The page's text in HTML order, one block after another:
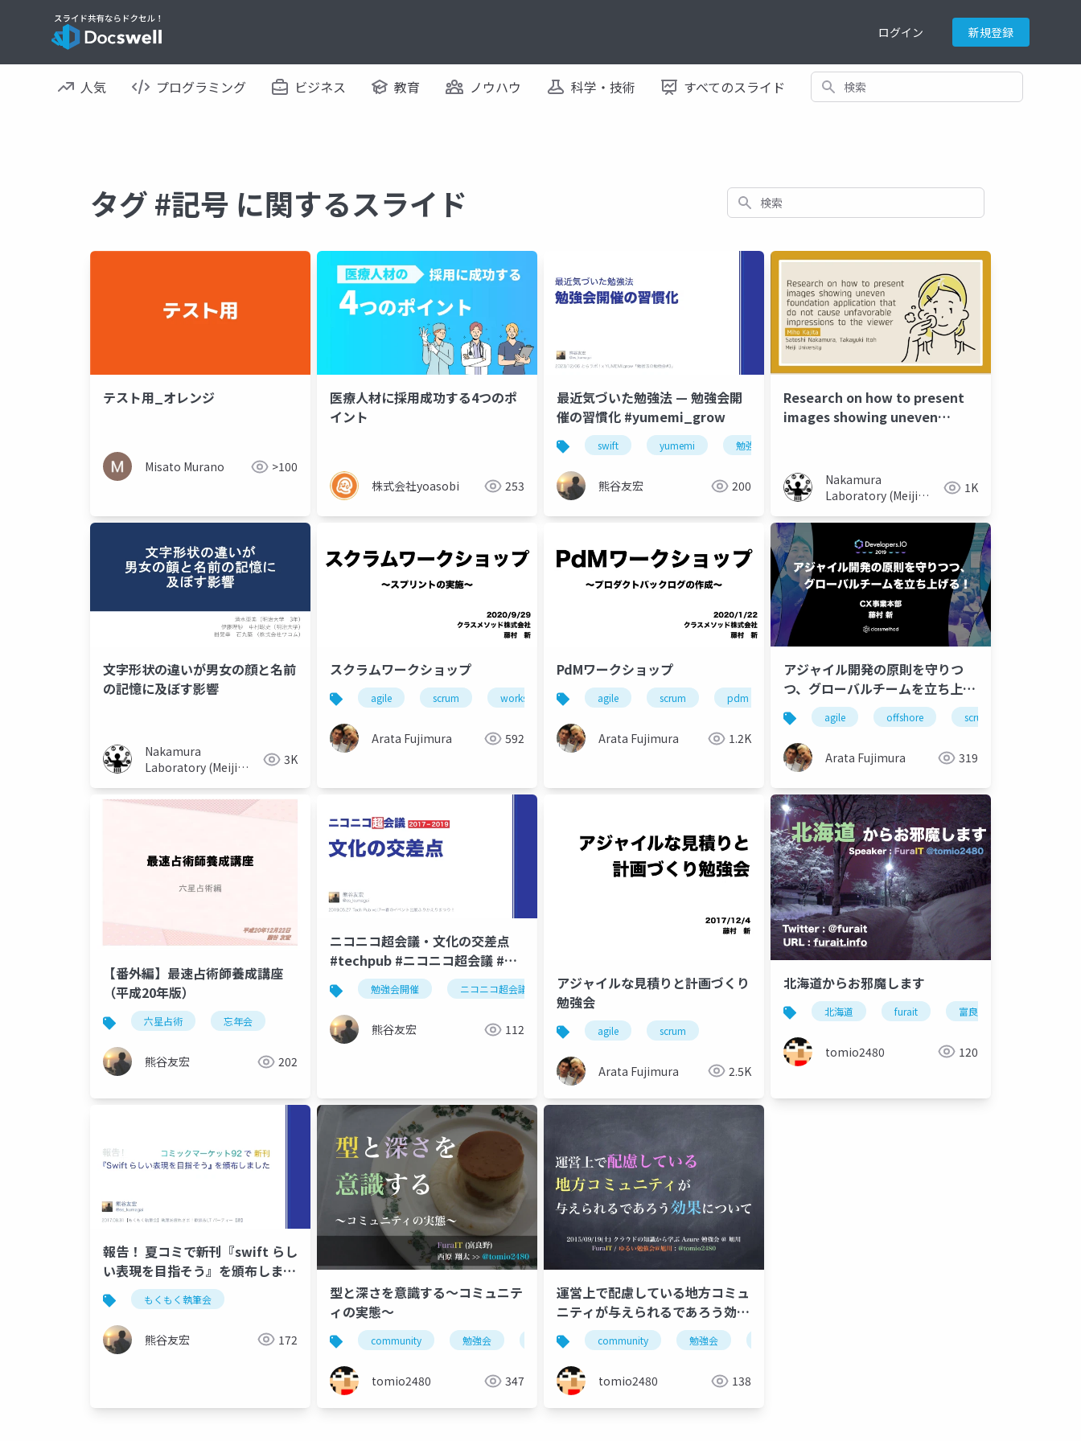
ログイン 新規登録
人気 プログラミング ビジネス 教育 ノウハウ 科学・技術 すべてのスライド 検索
タグ #記号 に関するスライド 検索
テスト用_オレンジ
Misato Murano >100
医療人材に採用成功する4つのポ
イント
株式会社yoasobi 253
最近気づいた勉強法 — 勉強会開
催の習慣化 #yumemi_grow
swift yumemi 勉強会
熊谷友宏 200
Research on how to present
images showing uneven
impressions to the viewer
Nakamura
Laboratory (Meiji
1K
文字形状の違いが男女の顔と名前
の記憶に及ぼす影響
Nakamura
Laboratory (Meiji
3K
スクラムワークショップ
agile scrum workshop
Arata Fujimura 592
PdMワークショップ
agile scrum pdm workshop
Arata Fujimura 1.2K
アジャイル開発の原則を守りつ
つ、グローバルチームを立ち上げ
る！
agile offshore scrum
Arata Fujimura 319
【番外編】最速占術師養成講座
（平成20年版）
六星占術 忘年会
熊谷友宏 202
ニコニコ超会議・文化の交差点
#techpub #ニコニコ超会議 #さ
くらシンデレラ
勉強会開催 ニコニコ超会議 技術書典
熊谷友宏 112
アジャイルな見積りと計画づくり
勉強会
agile scrum
Arata Fujimura 2.5K
北海道からお邪魔します
北海道 furait 富良野
tomio2480 120
報告！ 夏コミで新刊『swift らし
い表現を目指そう』を頒布しまし
た！ #techbook_meetup
もくもく執筆会
熊谷友宏 172
型と深さを意識する〜コミュニテ
ィの実態〜
community 勉強会 北海道 十勝 帯広 furait
tomio2480 347
運営上で配慮している地方コミュ
ニティが与えられるであろう効果
についてcommunity 勉強会
tomio2480 138